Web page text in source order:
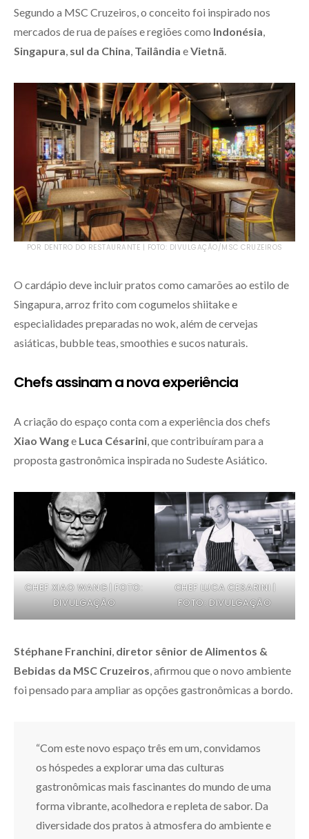
Segundo a MSC Cruzeiros, o conceito foi inspirado nos
mercados de rua de países e regiões como Indonésia,
Singapura, sul da China, Tailândia eVietnã.
POR DENTRO DO RESTAURANTE | FOTO: DIVULGAÇÃO/MSC CRUZEIROS
O cardápio deve incluir pratos como camarões ao estilo de
Singapura, arroz frito com cogumelos shiitake e
especialidades preparadas no wok, além de cervejas
asiáticas, bubble teas, smoothies e sucos naturais.
Chefs assinam a nova experiência
A criação do espaço conta com a experiência dos chefs
Xiao Wange Luca Césarini, que contribuíram para a
proposta gastronômica inspirada no Sudeste Asiático.
CHEF XIAO WANG | FOTO:
DIVULGAÇÃO
CHEF LUCA CESARINI |
FOTO: DIVULGAÇÃO
Stéphane Franchini diretor sênior de Alimentos &
Bebidas da MSC Cruzeiros , afirmou que o novo ambiente
foi pensado para ampliar as opções gastronômicas a bordo.
“Com este novo espaço três em um, convidamos
os hóspedes a explorar uma das culturas
gastronômicas mais fascinantes do mundo de uma
forma vibrante, acolhedora e repleta de sabor. Da
diversidade dos pratos à atmosfera do ambiente e